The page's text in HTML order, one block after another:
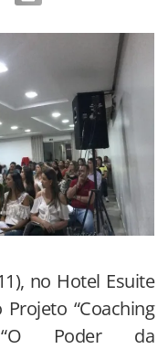
no Hotel Esuite
“Coaching
Poder da